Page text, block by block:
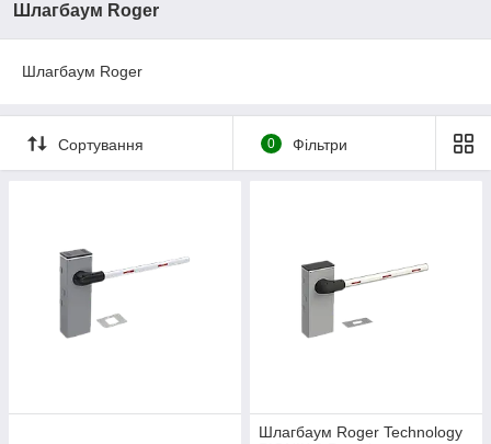
Шлагбаум Roger
Шлагбаум Roger
Сортування 0 Фільтри
Шлагбаум Roger Technology